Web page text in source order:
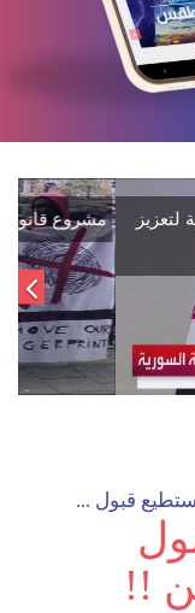
السورية لتعزيز
قبول ...
!!